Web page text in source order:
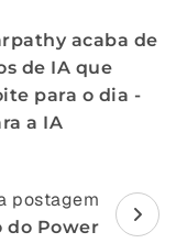
acaba de
de IA que
para o dia -
a IA
postagem
do Power